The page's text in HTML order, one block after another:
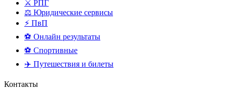
⚔️ РПГ
⚖️ Юридические сервисы
⚡ ПвП
⚽ Онлайн результаты
⚽ Спортивные
✈️ Путешествия и билеты
Контакты